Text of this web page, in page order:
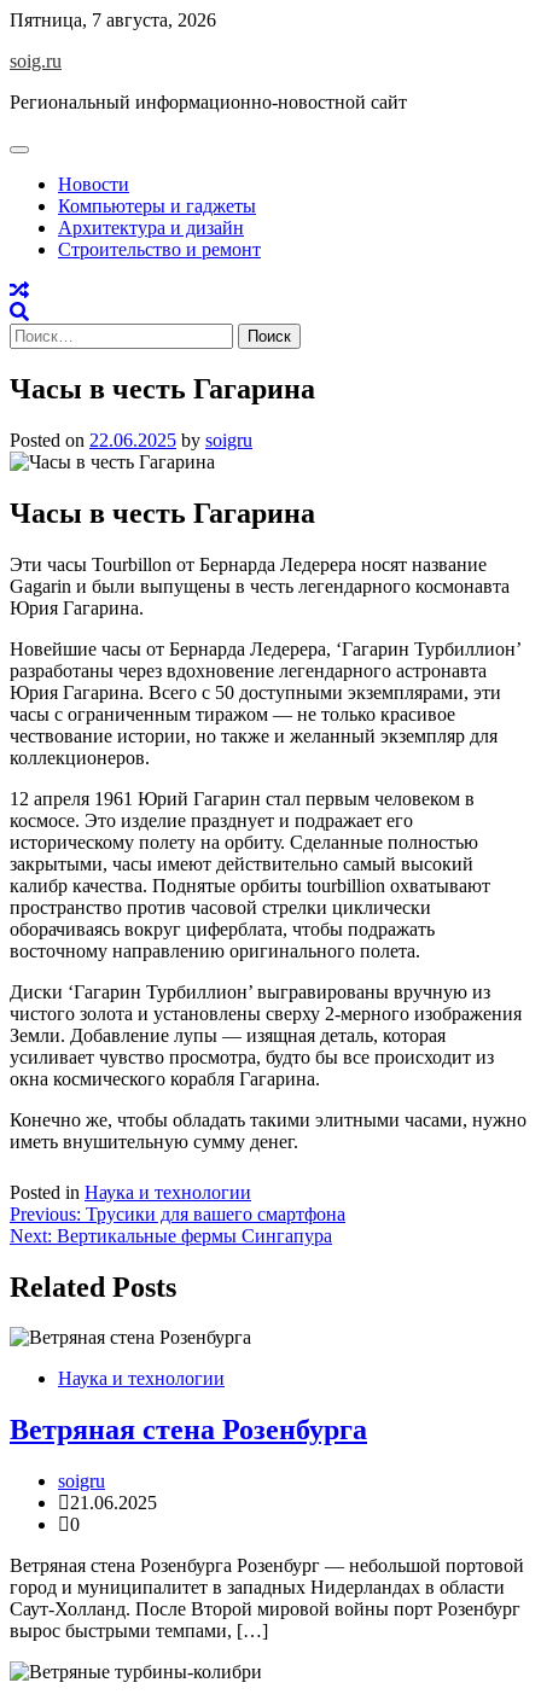
Skip
content
Пятница, 7 августа, 2026
soig.ru
Региональный информационно-новостной сайт
Новости
Компьютеры и гаджеты
Архитектура и дизайн
Строительство и ремонт
Найти:
Часы в честь Гагарина
Posted on 22.06.2025 by soigru
Часы в честь Гагарина
Эти часы Tourbillon от Бернарда Ледерера носят название
Gagarin и были выпущены в честь легендарного космонавта
Юрия Гагарина.
Новейшие часы от Бернарда Ледерера, ‘Гагарин Турбиллион’
разработаны через вдохновение легендарного астронавта
Юрия Гагарина. Всего с 50 доступными экземплярами, эти
часы с ограниченным тиражом — не только красивое
чествование истории, но также и желанный экземпляр для
коллекционеров.
12 апреля 1961 Юрий Гагарин стал первым человеком в
космосе. Это изделие празднует и подражает его
историческому полету на орбиту. Сделанные полностью
закрытыми, часы имеют действительно самый высокий
калибр качества. Поднятые орбиты tourbillion охватывают
пространство против часовой стрелки циклически
оборачиваясь вокруг циферблата, чтобы подражать
восточному направлению оригинального полета.
Диски ‘Гагарин Турбиллион’ выгравированы вручную из
чистого золота и установлены сверху 2-мерного изображения
Земли. Добавление лупы — изящная деталь, которая
усиливает чувство просмотра, будто бы все происходит из
окна космического корабля Гагарина.
Конечно же, чтобы обладать такими элитными часами, нужно
иметь внушительную сумму денег.
Posted in Наука и технологии
Навигация
по
записям
Previous: Трусики для вашего смартфона
Next: Вертикальные фермы Сингапура
Related Posts
Наука и технологии
Ветряная стена Розенбурга
soigru
21.06.2025
0
Ветряная стена Розенбурга Розенбург — небольшой портовой
город и муниципалитет в западных Нидерландах в области
Саут-Холланд. После Второй мировой войны порт Розенбург
вырос быстрыми темпами, […]